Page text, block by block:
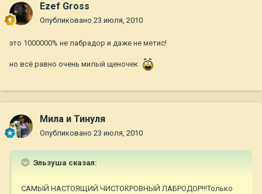
Ezef Gross
Опубликовано 23 июля, 2010
это 1000000% не лабрадор и даже не метис!
но всё равно очень милый щеночек
Мила и Тинуля
Опубликовано 23 июля, 2010
Эльзуша сказал:
САМЫЙ НАСТОЯЩИЙ ЧИСТОКРОВНЫЙ ЛАБРОДОР!!!Только